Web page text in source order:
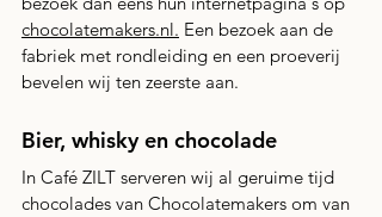
chocolatemakers.nl. Een bezoek aan de
fabriek met rondleiding en een proeverij
bevelen wij ten zeerste aan.
Bier, whisky en chocolade
In Café ZILT serveren wij al geruime tijd
chocolades van Chocolatemakers om van